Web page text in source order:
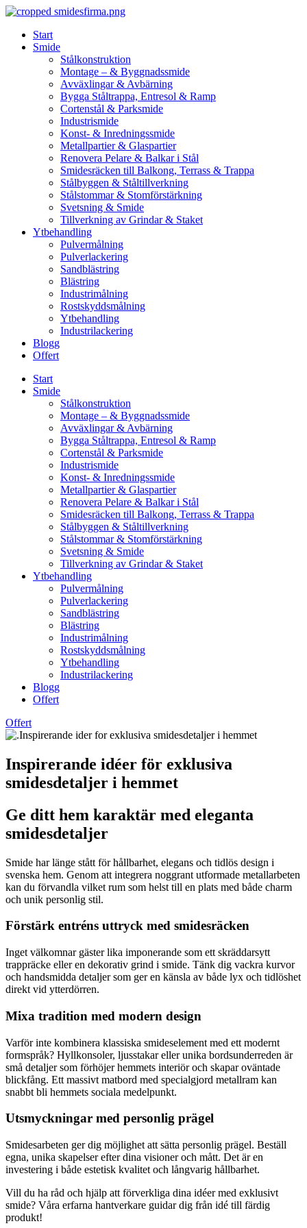
Skip
contentStart
Smide
Stålkonstruktion
Montage – & Byggnadssmide
Avväxlingar & Avbärning
Bygga Ståltrappa, Entresol & Ramp
Cortenstål & Parksmide
Industrismide
Konst- & Inredningssmide
Metallpartier & Glaspartier
Renovera Pelare & Balkar i Stål
Smidesräcken till Balkong, Terrass & Trappa
Stålbyggen & Ståltillverkning
Stålstommar & Stomförstärkning
Svetsning & Smide
Tillverkning av Grindar & Staket
Ytbehandling
Pulvermålning
Pulverlackering
Sandblästring
Blästring
Industrimålning
Rostskyddsmålning
Ytbehandling
Industrilackering
Blogg
Offert
Start
Smide
Stålkonstruktion
Montage – & Byggnadssmide
Avväxlingar & Avbärning
Bygga Ståltrappa, Entresol & Ramp
Cortenstål & Parksmide
Industrismide
Konst- & Inredningssmide
Metallpartier & Glaspartier
Renovera Pelare & Balkar i Stål
Smidesräcken till Balkong, Terrass & Trappa
Stålbyggen & Ståltillverkning
Stålstommar & Stomförstärkning
Svetsning & Smide
Tillverkning av Grindar & Staket
Ytbehandling
Pulvermålning
Pulverlackering
Sandblästring
Blästring
Industrimålning
Rostskyddsmålning
Ytbehandling
Industrilackering
Blogg
Offert
Offert
Inspirerande idéer för exklusiva
smidesdetaljer i hemmet
Ge ditt hem karaktär med eleganta
smidesdetaljer
Smide har länge stått för hållbarhet, elegans och tidlös design i
svenska hem. Genom att integrera noggrant utformade metallarbeten
kan du förvandla vilket rum som helst till en plats med både charm
och unik personlig stil.
Förstärk entréns uttryck med smidesräcken
Inget välkomnar gäster lika imponerande som ett skräddarsytt
trappräcke eller en dekorativ grind i smide. Tänk dig vackra kurvor
och handsmidda detaljer som ger en känsla av både lyx och tidlöshet
direkt vid ytterdörren.
Mixa tradition med modern design
Varför inte kombinera klassiska smideselement med ett modernt
formspråk? Hyllkonsoler, ljusstakar eller unika bordsunderreden är
små detaljer som förhöjer hemmets interiör och skapar oväntade
blickfång. Ett massivt matbord med specialgjord metallram kan
snabbt bli hemmets sociala medelpunkt.
Utsmyckningar med personlig prägel
Smidesarbeten ger dig möjlighet att sätta personlig prägel. Beställ
egna, unika skapelser efter dina visioner och mått. Det är en
investering i både estetisk kvalitet och långvarig hållbarhet.
Vill du ha råd och hjälp att förverkliga dina idéer med exklusivt
smide? Våra erfarna hantverkare guidar dig från idé till färdig
produkt!